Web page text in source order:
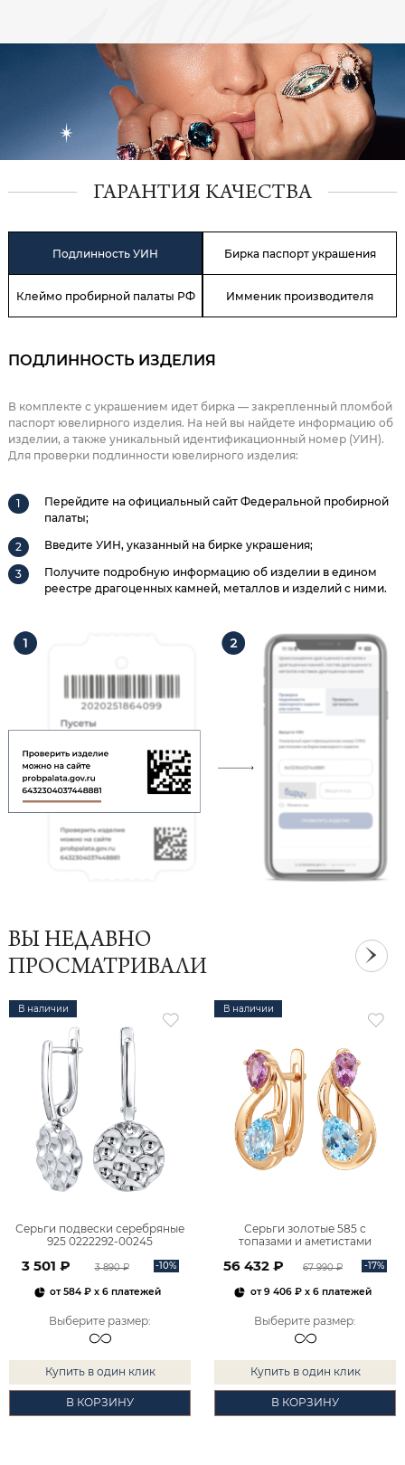
ГАРАНТИЯ КАЧЕСТВА
Подлинность УИН Бирка паспорт украшения
Клеймо пробирной палаты РФ Имменик производителя
ПОДЛИННОСТЬ ИЗДЕЛИЯ
В комплекте с украшением идет бирка — закрепленный пломбой
паспорт ювелирного изделия. На ней вы найдете информацию об
изделии, а также уникальный идентификационный номер (УИН).
Для проверки подлинности ювелирного изделия:
Перейдите на официальный сайт Федеральной пробирной
палаты;
Введите УИН, указанный на бирке украшения;
Получите подробную информацию об изделии в едином
реестре драгоценных камней, металлов и изделий с ними.
ВЫ НЕДАВНО
ПРОСМАТРИВАЛИ
В наличии
Серьги подвески серебряные
925 0222292-00245
3 501 ₽ 3 890 ₽ -10%
от584 ₽ x 6 платежей
Выберите размер:
Купить в один клик
В КОРЗИНУ
В наличии
Серьги золотые 585 с
топазами и аметистами
56 432 ₽ 67 990 ₽ -17%
от9 406 ₽x 6 платежей
Выберите размер:
Купить в один клик
В КОРЗИНУ